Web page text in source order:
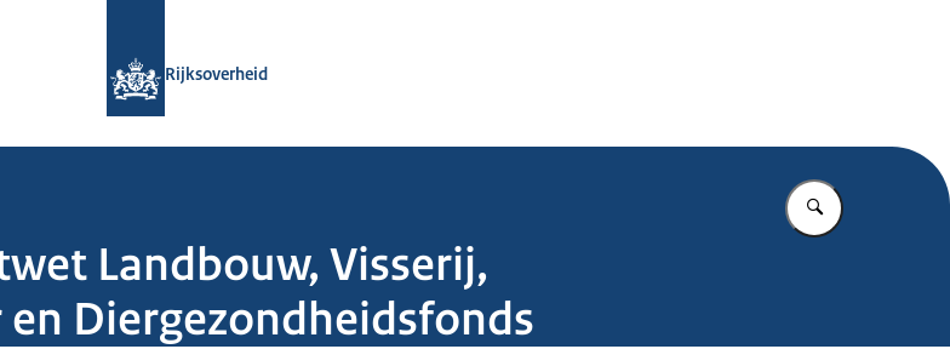
Rijksoverheid
Vul in wat u
Landbouw, Visserij,
Diergezondheidsfonds